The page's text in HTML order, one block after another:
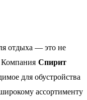
отдыха — это не
Компания Спирит
для обустройства
ассортименту